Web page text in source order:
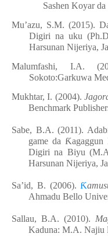
Sashen Koyar
Mu’azu, S.M. (2015).
Digiri na uku
Harsunan Nijeriya,
Malumfashi, I.A.
Sokoto:Garkuwa
Mukhtar, I. (2004).
Benchmark
Sabe, B.A. (2011).
game da Ƙagaggun
Digiri na Biyu
Harsunan Nijeriya,
Sa’id, B. (2006). Ƙ
Ahmadu Bello
Sallau, B.A. (2010).
Kaduna: M.A. Najiu